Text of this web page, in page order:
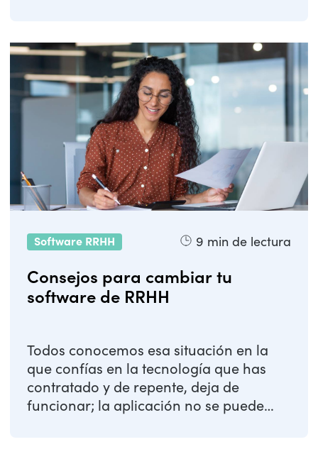
Software RRHH 9 min de lectura
Consejos para cambiar tu
software de RRHH
Todos conocemos esa situación en la
que confías en la tecnología que has
contratado y de repente, deja de
funcionar; la aplicación no se puede